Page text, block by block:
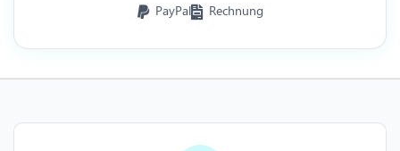
PayPal Rechnung